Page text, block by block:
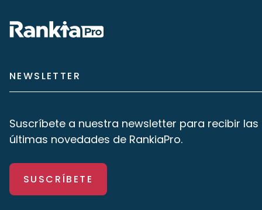
NEWSLETTER
Suscríbete a nuestra newsletter para recibir las
últimas novedades de RankiaPro.
SUSCRÍBETE